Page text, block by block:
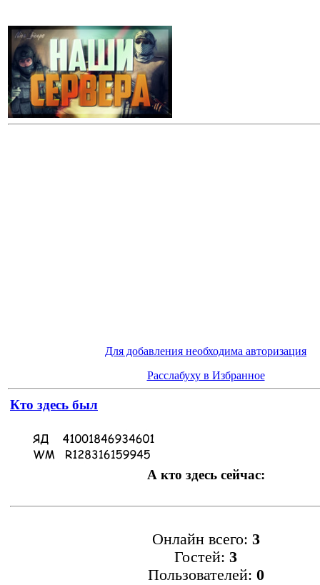
Для добавления необходима авторизация
Расслабуху в Избранное
Кто здесь был
А кто здесь сейчас:
Онлайн всего: 3
Гостей: 3
Пользователей: 0